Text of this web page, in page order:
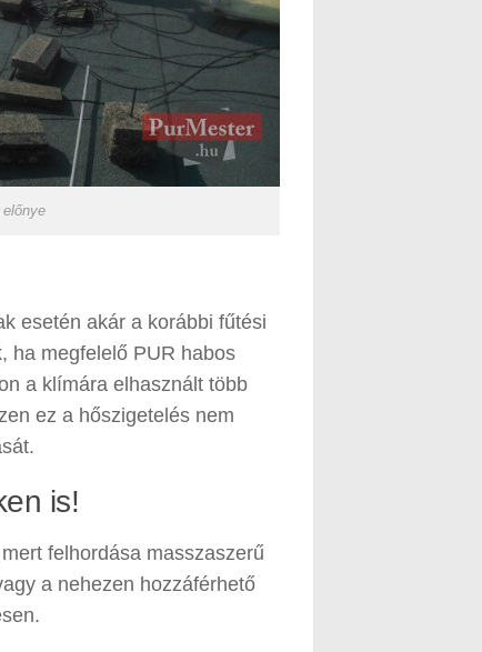
esetén akár a korábbi fűtési
ha megfelelő PUR habos
a klímára elhasznált több
ez a hőszigetelés nem
is!
felhordása masszaszerű
a nehezen hozzáférhető